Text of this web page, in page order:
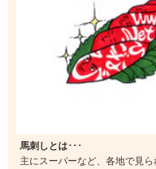
馬刺しとは･･･
主にスーパーなど、各地で見